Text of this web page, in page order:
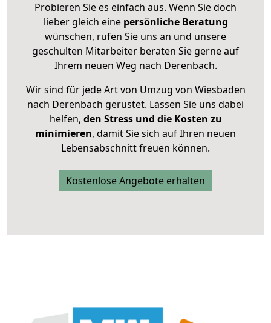
Probieren Sie es einfach aus. Wenn Sie doch
lieber gleich eine persönliche Beratung
wünschen, rufen Sie uns an und unsere
geschulten Mitarbeiter beraten Sie gerne auf
Ihrem neuen Weg nach Derenbach.
Wir sind für jede Art von Umzug von Wiesbaden
nach Derenbach gerüstet. Lassen Sie uns dabei
helfen, den Stress und die Kosten zu
minimieren, damit Sie sich auf Ihren neuen
Lebensabschnitt freuen können.
Kostenlose Angebote erhalten